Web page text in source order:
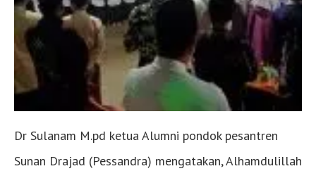
Dr Sulanam M.pd ketua Alumni pondok pesantren
Sunan Drajad (Pessandra) mengatakan, Alhamdulillah